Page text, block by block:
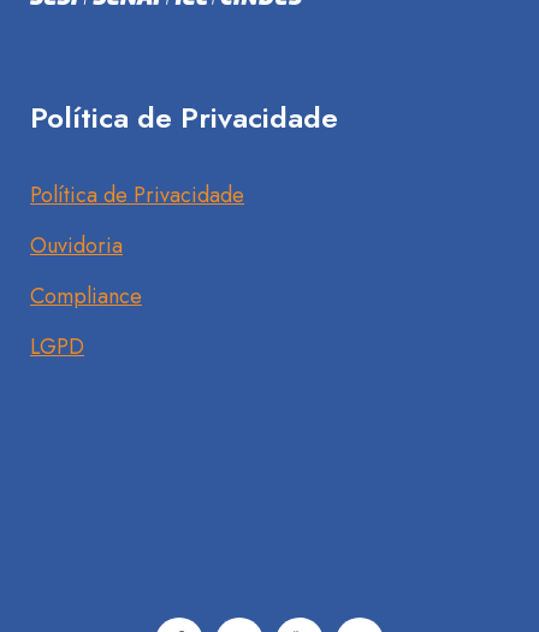
Política de Privacidade
Política de Privacidade
Ouvidoria
Compliance
LGPD